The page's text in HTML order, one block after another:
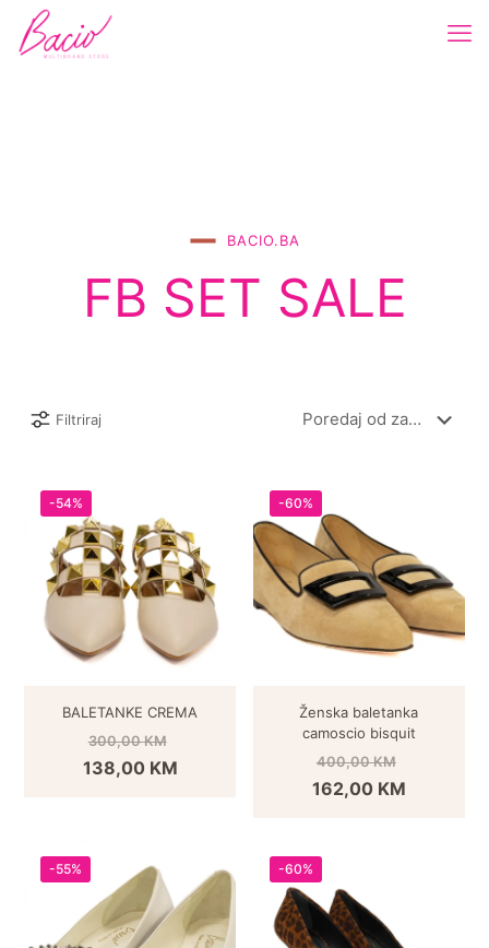
BACIO.BA
FB SET SALE
Filtriraj
-54%
BALETANKE CREMA
300,00KM
138,00 KM
-60%
Ženska baletanka
camoscio bisquit
400,00KM
162,00 KM
-55% -60%